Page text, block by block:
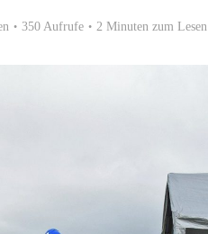
350 Aufrufe 2 Minuten zum Lesen